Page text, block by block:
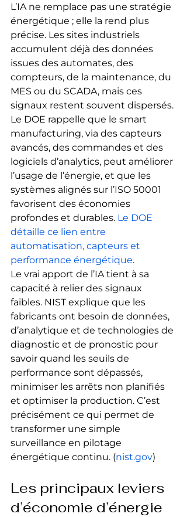
L’IA ne remplace pas une stratégie
énergétique ; elle la rend plus
précise. Les sites industriels
accumulent déjà des données
issues des automates, des
compteurs, de la maintenance, du
MES ou du SCADA, mais ces
signaux restent souvent dispersés.
Le DOE rappelle que le smart
manufacturing, via des capteurs
avancés, des commandes et des
logiciels d’analytics, peut améliorer
l’usage de l’énergie, et que les
systèmes alignés sur l’ISO 50001
favorisent des économies
profondes et durables. Le DOE
détaille ce lien entre
automatisation, capteurs et
performance énergétique.
Le vrai apport de l’IA tient à sa
capacité à relier des signaux
faibles. NIST explique que les
fabricants ont besoin de données,
d’analytique et de technologies de
diagnostic et de pronostic pour
savoir quand les seuils de
performance sont dépassés,
minimiser les arrêts non planifiés
et optimiser la production. C’est
précisément ce qui permet de
transformer une simple
surveillance en pilotage
énergétique continu. (nist.gov)
Les principaux leviers
d’économie d’énergie